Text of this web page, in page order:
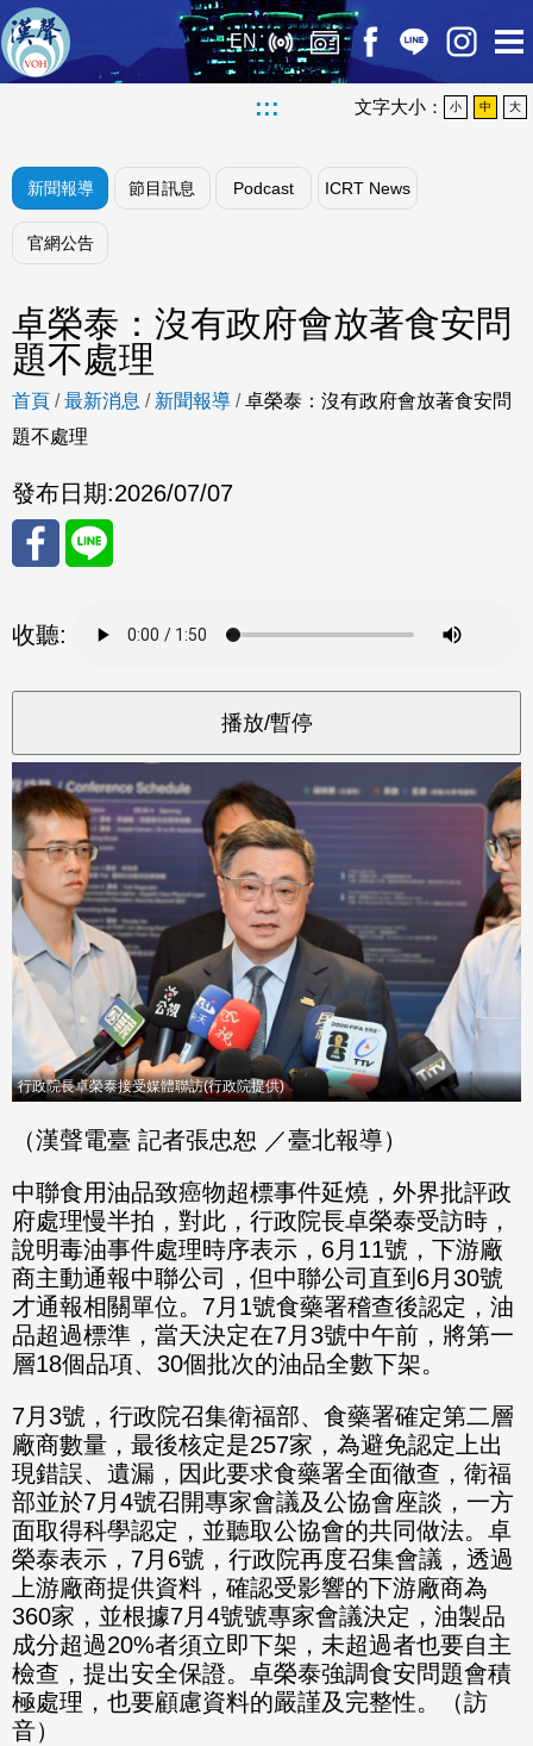
EN
::: 文字大小： 小 中 大
新聞報導 節目訊息 Podcast ICRT News
官網公告
卓榮泰：沒有政府會放著食安問
題不處理
首頁 /最新消息 / 新聞報導 /卓榮泰：沒有政府會放著食安問
題不處理
發布日期:2026/07/07
至
Fac
eBo
ok
收聽:
行政院長卓榮泰接受媒體聯訪(行政院提供)
（漢聲電臺 記者張忠恕 ／臺北報導）
中聯食用油品致癌物超標事件延燒，外界批評政
府處理慢半拍，對此，行政院長卓榮泰受訪時，
說明毒油事件處理時序表示，6月11號，下游廠
商主動通報中聯公司，但中聯公司直到6月30號
才通報相關單位。7月1號食藥署稽查後認定，油
品超過標準，當天決定在7月3號中午前，將第一
層18個品項、30個批次的油品全數下架。
7月3號，行政院召集衛福部、食藥署確定第二層
廠商數量，最後核定是257家，為避免認定上出
現錯誤、遺漏，因此要求食藥署全面徹查，衛福
部並於7月4號召開專家會議及公協會座談，一方
面取得科學認定，並聽取公協會的共同做法。卓
榮泰表示，7月6號，行政院再度召集會議，透過
上游廠商提供資料，確認受影響的下游廠商為
360家，並根據7月4號號專家會議決定，油製品
成分超過20%者須立即下架，未超過者也要自主
檢查，提出安全保證。卓榮泰強調食安問題會積
極處理，也要顧慮資料的嚴謹及完整性。（訪
音）